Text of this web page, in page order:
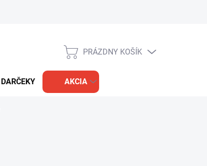
NÁKUPNÝ
PRÁZDNY KOŠÍK
DARČEKY AKCIA